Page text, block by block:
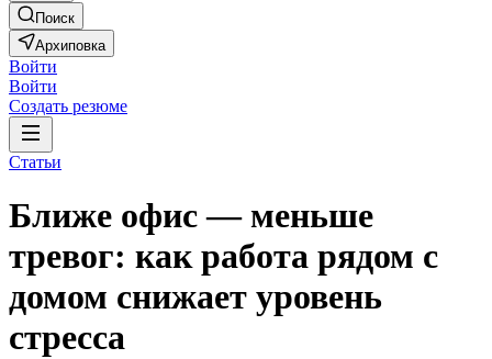
Поиск
Архиповка
Войти
Войти
Создать резюме
Статьи
Ближе офис — меньше
тревог: как работа рядом с
домом снижает уровень
стресса